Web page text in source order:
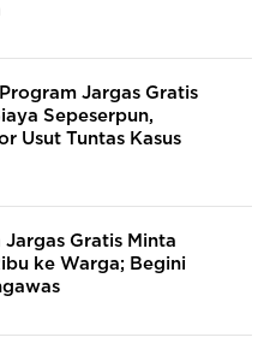
Jargas Gratis
Sepeserpun,
Usut Tuntas Kasus
Gratis Minta
ke Warga; Begini